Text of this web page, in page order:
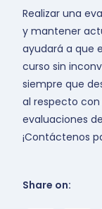
Realizar una
y mantener
ayudará a que
curso sin
siempre que
al respecto
evaluaciones
¡Contáctenos
Share on: